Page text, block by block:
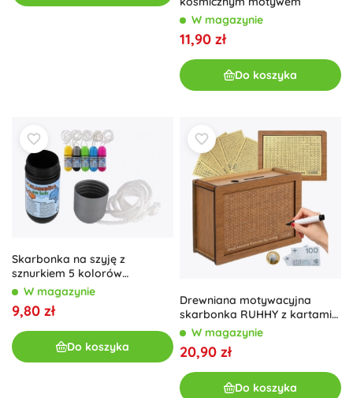
W magazynie
11,90 zł
Do koszyka
Skarbonka na szyję z
sznurkiem 5 kolorów
plastikowa wodoodporna
W magazynie
9,80 zł
Do koszyka
Drewniana motywacyjna
skarbonka RUHHY z kartami
celów
W magazynie
20,90 zł
Do koszyka